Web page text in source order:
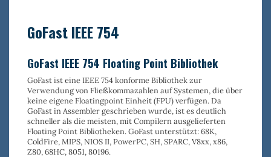
GoFast IEEE 754
GoFast IEEE 754 Floating Point Bibliothek
GoFast ist eine IEEE 754 konforme Bibliothek zur
Verwendung von Fließkommazahlen auf Systemen, die über
keine eigene Floatingpoint Einheit (FPU) verfügen. Da
GoFast in Assembler geschrieben wurde, ist es deutlich
schneller als die meisten, mit Compilern ausgelieferten
Floating Point Bibliotheken. GoFast unterstützt: 68K,
ColdFire, MIPS, NIOS II, PowerPC, SH, SPARC, V8xx, x86,
Z80, 68HC, 8051, 80196.